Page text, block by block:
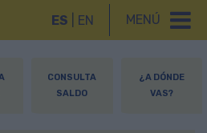
MENÚ
ES EN
CONSULTA
SALDO
¿A DÓNDE
VAS?